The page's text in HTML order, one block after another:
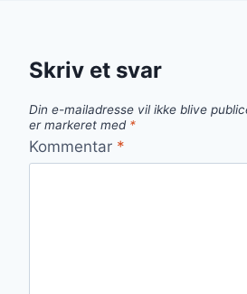
Skriv et svar
Din e-mailadresse vil ikke blive
er markeret med *
Kommentar *